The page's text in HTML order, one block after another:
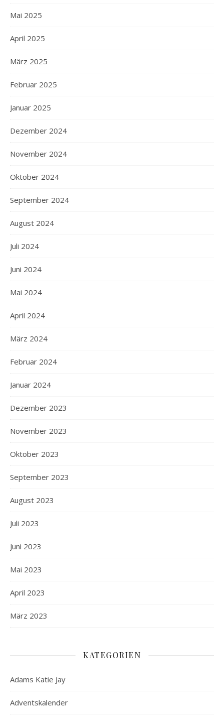
Mai 2025
April 2025
März 2025
Februar 2025
Januar 2025
Dezember 2024
November 2024
Oktober 2024
September 2024
August 2024
Juli 2024
Juni 2024
Mai 2024
April 2024
März 2024
Februar 2024
Januar 2024
Dezember 2023
November 2023
Oktober 2023
September 2023
August 2023
Juli 2023
Juni 2023
Mai 2023
April 2023
März 2023
KATEGORIEN
Adams Katie Jay
Adventskalender